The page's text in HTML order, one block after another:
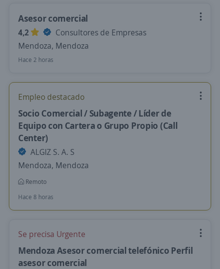
Asesor comercial
4,2
Consultores de Empresas
Mendoza, Mendoza
Hace 2 horas
Empleo destacado
Socio Comercial / Subagente / Líder de
Equipo con Cartera o Grupo Propio (Call
Center)
ALGIZ S. A. S
Mendoza, Mendoza
Remoto
Hace 8 horas
Se precisa Urgente
Mendoza Asesor comercial telefónico Perfil
asesor comercial